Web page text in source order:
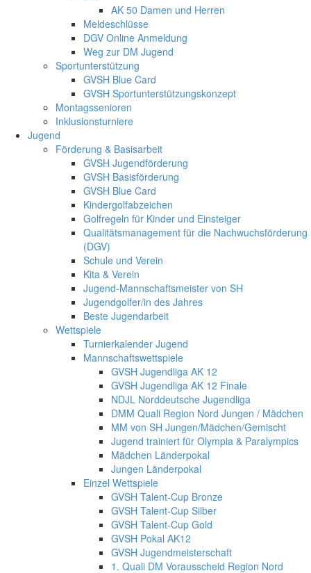
AK 50 Damen und Herren
Meldeschlüsse
DGV Online Anmeldung
Weg zur DM Jugend
Sportunterstützung
GVSH Blue Card
GVSH Sportunterstützungskonzept
Montagssenioren
Inklusionsturniere
Jugend
Förderung & Basisarbeit
GVSH Jugendförderung
GVSH Basisförderung
GVSH Blue Card
Kindergolfabzeichen
Golfregeln für Kinder und Einsteiger
Qualitätsmanagement für die Nachwuchsförderung
(DGV)
Schule und Verein
Kita & Verein
Jugend-Mannschaftsmeister von SH
Jugendgolfer/in des Jahres
Beste Jugendarbeit
Wettspiele
Turnierkalender Jugend
Mannschaftswettspiele
GVSH Jugendliga AK 12
GVSH Jugendliga AK 12 Finale
NDJL Norddeutsche Jugendliga
DMM Quali Region Nord Jungen / Mädchen
MM von SH Jungen/Mädchen/Gemischt
Jugend trainiert für Olympia & Paralympics
Mädchen Länderpokal
Jungen Länderpokal
Einzel Wettspiele
GVSH Talent-Cup Bronze
GVSH Talent-Cup Silber
GVSH Talent-Cup Gold
GVSH Pokal AK12
GVSH Jugendmeisterschaft
1. Quali DM Vorausscheid Region Nord